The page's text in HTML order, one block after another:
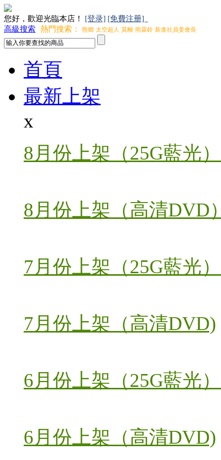
您好，歡迎光臨本店！ [登录] [免費注册]
高級搜索
熱門搜索： 熊鄉 太空超人 莫離 雨霖鈴 新進社員姜會長
首頁
最新上架
x
8月份上架（25G藍光）
8月份上架（高清DVD
7月份上架（25G藍光）
7月份上架（高清DVD)
6月份上架（25G藍光）
6月份上架（高清DVD)